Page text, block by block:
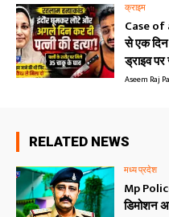
क्राइम
Case of
से एक दिन
ड्राइव
Aseem Raj
RELATED NEWS
मध्य प्रदेश
Mp
डिमोशन